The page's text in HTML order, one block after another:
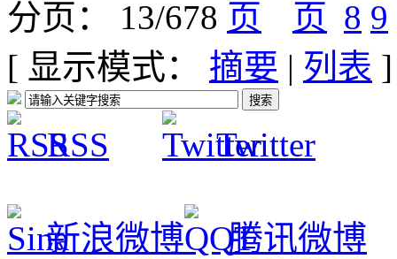
分页： 13/678 8 9
[ 显示模式： 摘要 | 列表 ]
RSS Twitter
新浪微博 腾讯微博